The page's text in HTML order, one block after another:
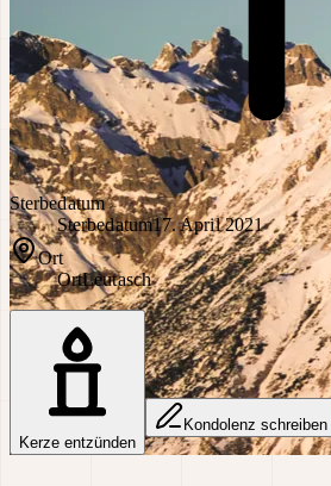
Sterbedatum
Sterbedatum17. April 2021
Ort
OrtLeutasch
Kerze entzünden
Kondolenz schreiben